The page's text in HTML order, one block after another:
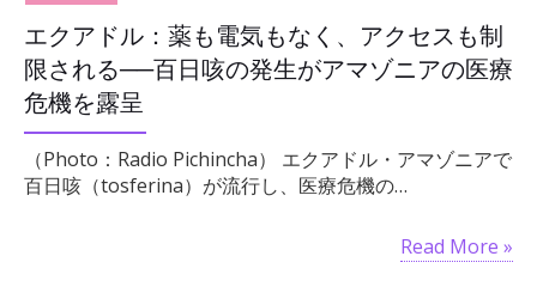
エクアドル：薬も電気もなく、アクセスも制
限される──百日咳の発生がアマゾニアの医療
危機を露呈
（Photo：Radio Pichincha） エクアドル・アマゾニアで
百日咳（tosferina）が流行し、医療危機の…
Read More »